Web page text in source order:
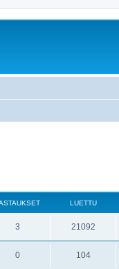
LUETTU
3 21092
0 104